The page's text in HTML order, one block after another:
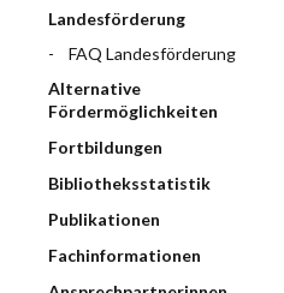
Landesförderung
FAQ Landesförderung
Alternative
Fördermöglichkeiten
Fortbildungen
Bibliotheksstatistik
Publikationen
Fachinformationen